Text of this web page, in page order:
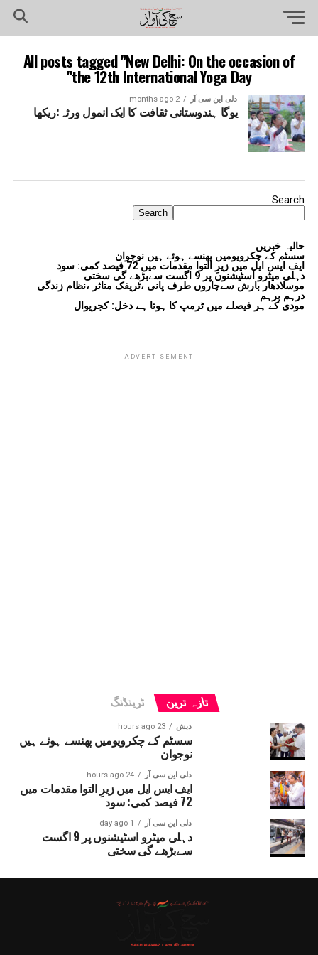
All posts tagged "New Delhi: On the occasion of
the 12th International Yoga Day"
دلی این سی آر 2 months ago
یوگا ہندوستانی ثقافت کا ایک انمول ورثہ:ریکھا
Search
Search
حالیہ خبریں
سسٹم کے چکرویومیں پھنسے ہوئے ہیں نوجوان
ایف ایس ایل میں زیرِ التوا مقدمات میں 72 فیصد کمی: سود
دہلی میٹرو اسٹیشنوں پر 9 اگست سےبڑھے گی سختی
موسلادھار بارش سےچاروں طرف پانی ،ٹریفک متاثر ،نظام زندگی
درہم برہم
مودی کے ہر فیصلے میں ٹرمپ کا ہوتا ہے دخل: کجریوال
ADVERTISEMENT
تازہ ترین ٹرینڈنگ
دیش 23 hours ago
سسٹم کے چکرویومیں پھنسے ہوئے ہیں
نوجوان
دلی این سی آر 24 hours ago
ایف ایس ایل میں زیرِ التوا مقدمات میں
72 فیصد کمی: سود
دلی این سی آر 1 day ago
دہلی میٹرو اسٹیشنوں پر 9 اگست
سےبڑھے گی سختی